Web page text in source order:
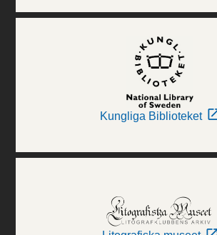
Kungliga Biblioteket